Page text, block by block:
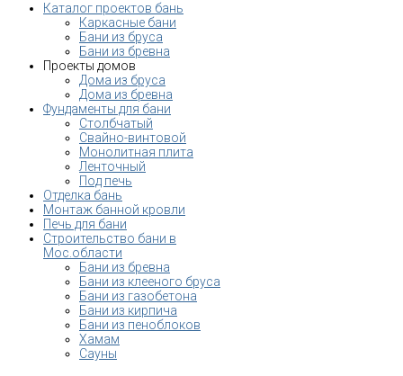
Каталог проектов бань
Каркасные бани
Бани из бруса
Бани из бревна
Проекты домов
Дома из бруса
Дома из бревна
Фундаменты для бани
Столбчатый
Свайно-винтовой
Монолитная плита
Ленточный
Под печь
Отделка бань
Монтаж банной кровли
Печь для бани
Строительство бани в
Мос.области
Бани из бревна
Бани из клееного бруса
Бани из газобетона
Бани из кирпича
Бани из пеноблоков
Хамам
Сауны